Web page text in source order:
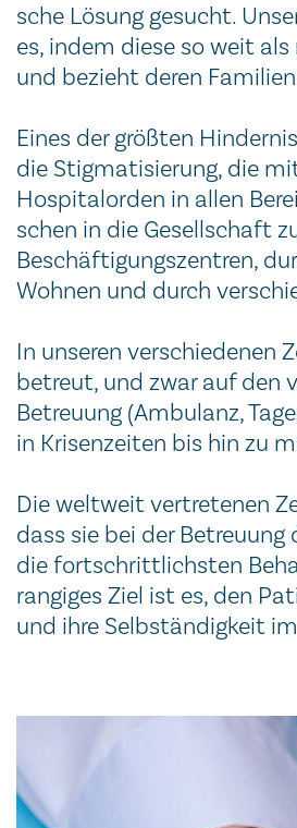
sche Lö­sung ge­sucht.
es, in­dem diese so weit
und bezieht deren
Eines der größten
die Stig­ma­ti­sie­rung, die
Hos­pi­tal­or­den in allen
schen in die Gesell­schaft
Be­schäf­ti­gung­szent­ren,
Woh­nen und durch
In un­se­ren ver­schie­de­nen
be­treut, und zwar auf den
Be­treu­ung (Am­bu­lanz,
in Kri­sen­zei­ten bis hin zu
Die welt­weit ver­tre­te­nen
dass sie bei der
die fort­schrit­tlichs­ten
ran­gi­ges Ziel ist es, den
und ihre Selb­stän­dig­keit